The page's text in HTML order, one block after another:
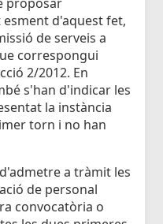
d'aquest fet,
de serveis a
correspongui
2/2012. En
s'han d'indicar les
la instància
torn i no han
a tràmit les
de personal
convocatòria o